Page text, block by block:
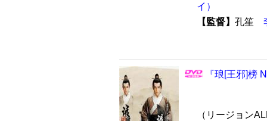
イ）
【監督】 孔笙
『琅[王邪]榜
（リージョン